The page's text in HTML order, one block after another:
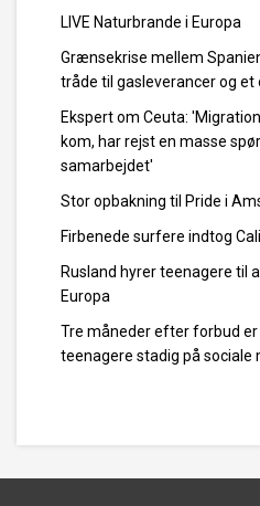
LIVE Naturbrande i Europa
Grænsekrise mellem
tråde til gasleverancer og
Ekspert om Ceuta:
kom, har rejst en masse
samarbejdet'
Stor opbakning til Pride i
Firbenede surfere indtog
Rusland hyrer teenagere til
Europa
Tre måneder efter forbud
teenagere stadig på sociale